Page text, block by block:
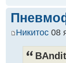
Никитос 08